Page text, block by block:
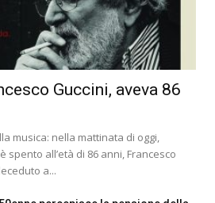
Guccini, aveva 86
musica: nella mattinata di oggi,
spento all’età di 86 anni, Francesco
a...